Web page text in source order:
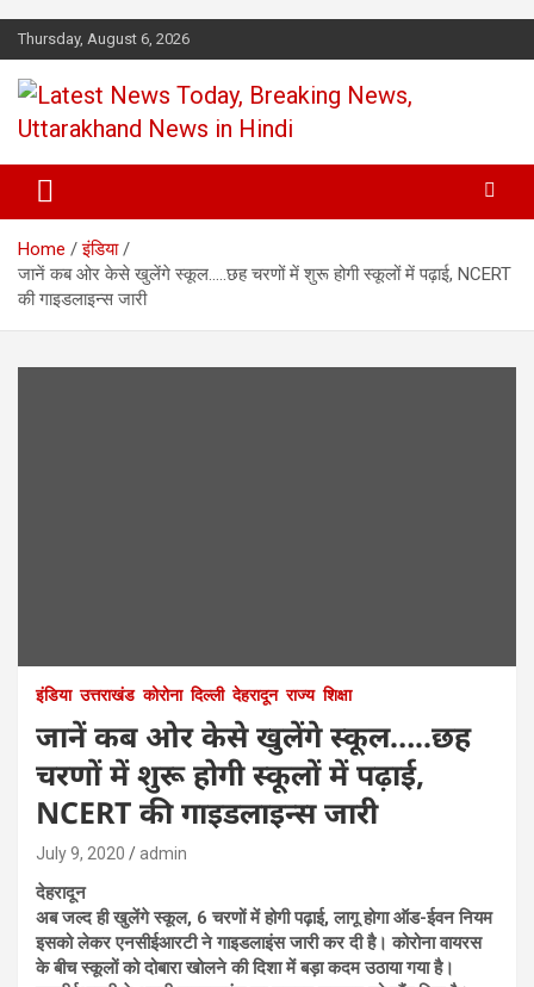
Skip
to
content
Thursday, August 6, 2026
Latest News Today, Breaking
News, Uttarakhand News in
Hindi
Home
इंडिया
जानें कब ओर केसे खुलेंगे स्कूल…..छह चरणों में शुरू होगी स्कूलों में पढ़ाई, NCERT
की गाइडलाइन्स जारी
इंडिया उत्तराखंड कोरोना दिल्ली देहरादून राज्य शिक्षा
जानें कब ओर केसे खुलेंगे स्कूल…..छह
चरणों में शुरू होगी स्कूलों में पढ़ाई,
NCERT की गाइडलाइन्स जारी
July 9, 2020 admin
देहरादून
अब जल्द ही खुलेंगे स्कूल, 6 चरणों में होगी पढ़ाई, लागू होगा ऑड-ईवन नियम
इसको लेकर एनसीईआरटी ने गाइडलाइंस जारी कर दी है। कोरोना वायरस
के बीच स्कूलों को दोबारा खोलने की दिशा में बड़ा कदम उठाया गया है।